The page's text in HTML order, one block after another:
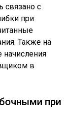
связано с
при
Также на
в
при